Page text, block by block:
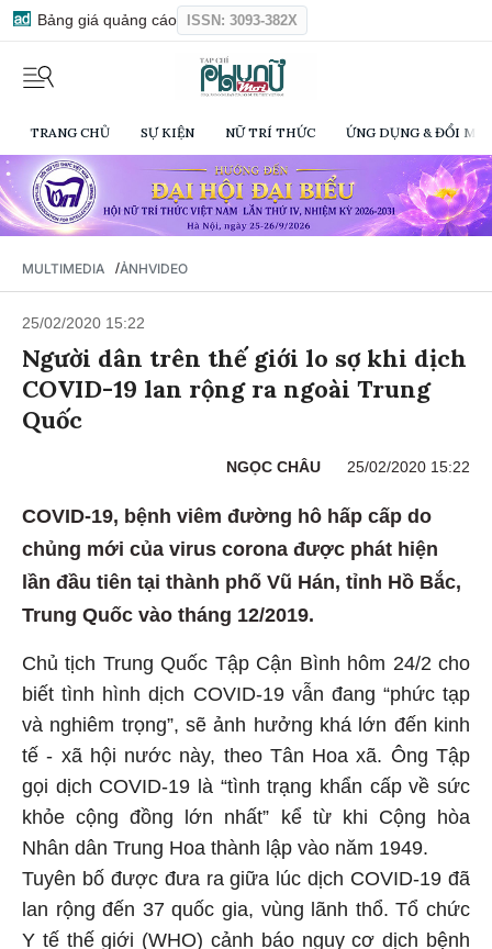
Bảng giá quảng cáo ISSN: 3093-382X
TRANG CHỦ SỰ KIỆN NỮ TRÍ THỨC ỨNG DỤNG & ĐỔI
MULTIMEDIA /ẢNHVIDEO
25/02/2020 15:22
Người dân trên thế giới lo sợ khi dịch
COVID-19 lan rộng ra ngoài Trung
Quốc
NGỌC CHÂU 25/02/2020 15:22
COVID-19, bệnh viêm đường hô hấp cấp do
chủng mới của virus corona được phát hiện
lần đầu tiên tại thành phố Vũ Hán, tỉnh Hồ Bắc,
Trung Quốc vào tháng 12/2019.
Chủ tịch Trung Quốc Tập Cận Bình hôm 24/2 cho
biết tình hình dịch COVID-19 vẫn đang “phức tạp
và nghiêm trọng”, sẽ ảnh hưởng khá lớn đến kinh
tế - xã hội nước này, theo Tân Hoa xã. Ông Tập
gọi dịch COVID-19 là “tình trạng khẩn cấp về sức
khỏe cộng đồng lớn nhất” kể từ khi Cộng hòa
Nhân dân Trung Hoa thành lập vào năm 1949.
Tuyên bố được đưa ra giữa lúc dịch COVID-19 đã
lan rộng đến 37 quốc gia, vùng lãnh thổ. Tổ chức
Y tế thế giới (WHO) cảnh báo nguy cơ dịch bệnh